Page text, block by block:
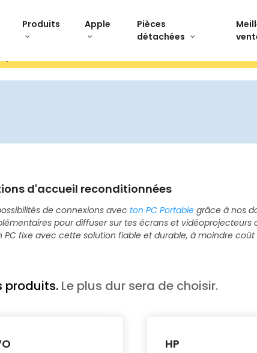
Produits Apple
Pièces
détachées
d'accueil reconditionnées
de connexions avec ton PC Portablegrâce à nos
pour diffuser sur tes écrans et
PC fixe avec cette solution fiable et durable, à moindre
produits.Le plus dur sera de choisir.
HP